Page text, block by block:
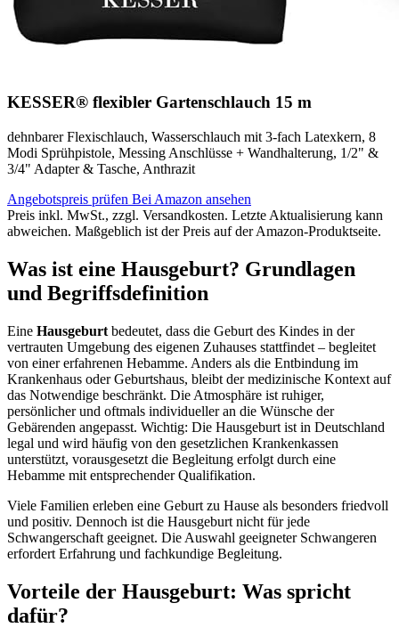
KESSER® flexibler Gartenschlauch 15 m
dehnbarer Flexischlauch, Wasserschlauch mit 3-fach Latexkern, 8
Modi Sprühpistole, Messing Anschlüsse + Wandhalterung, 1/2" &
3/4" Adapter & Tasche, Anthrazit
Angebotspreis prüfen Bei Amazon ansehen
Preis inkl. MwSt., zzgl. Versandkosten. Letzte Aktualisierung kann
abweichen. Maßgeblich ist der Preis auf der Amazon-Produktseite.
Was ist eine Hausgeburt? Grundlagen
und Begriffsdefinition
Eine Hausgeburt bedeutet, dass die Geburt des Kindes in der
vertrauten Umgebung des eigenen Zuhauses stattfindet – begleitet
von einer erfahrenen Hebamme. Anders als die Entbindung im
Krankenhaus oder Geburtshaus, bleibt der medizinische Kontext auf
das Notwendige beschränkt. Die Atmosphäre ist ruhiger,
persönlicher und oftmals individueller an die Wünsche der
Gebärenden angepasst. Wichtig: Die Hausgeburt ist in Deutschland
legal und wird häufig von den gesetzlichen Krankenkassen
unterstützt, vorausgesetzt die Begleitung erfolgt durch eine
Hebamme mit entsprechender Qualifikation.
Viele Familien erleben eine Geburt zu Hause als besonders friedvoll
und positiv. Dennoch ist die Hausgeburt nicht für jede
Schwangerschaft geeignet. Die Auswahl geeigneter Schwangeren
erfordert Erfahrung und fachkundige Begleitung.
Vorteile der Hausgeburt: Was spricht
dafür?